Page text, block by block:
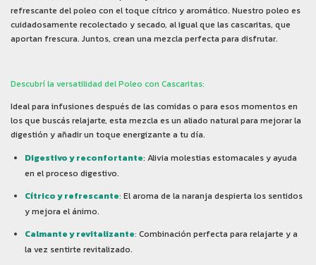
refrescante del poleo con el toque cítrico y aromático. Nuestro poleo es
cuidadosamente recolectado y secado, al igual que las cascaritas, que
aportan frescura. Juntos, crean una mezcla perfecta para disfrutar.
Descubrí la versatilidad del Poleo con Cascaritas:
Ideal para infusiones después de las comidas o para esos momentos en
los que buscás relajarte, esta mezcla es un aliado natural para mejorar la
digestión y añadir un toque energizante a tu día.
Digestivo y reconfortante: Alivia molestias estomacales y ayuda
en el proceso digestivo.
Cítrico y refrescante: El aroma de la naranja despierta los sentidos
y mejora el ánimo.
Calmante y revitalizante: Combinación perfecta para relajarte y a
la vez sentirte revitalizado.